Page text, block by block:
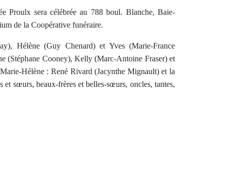
Proulx sera célébrée au 788 boul. Blanche, Baie-
de la Coopérative funéraire.
Hélène (Guy Chenard) et Yves (Marie-France
(Stéphane Cooney), Kelly (Marc-Antoine Fraser) et
Hélène : René Rivard (Jacynthe Mignault) et la
sœurs, beaux-frères et belles-sœurs, oncles, tantes,